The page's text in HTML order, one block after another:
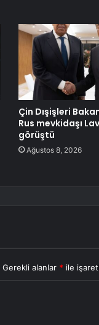
Çin Dışişleri
Rus mevkidaşı
görüştü
Ağustos 8, 2026
Gerekli alanlar * ile